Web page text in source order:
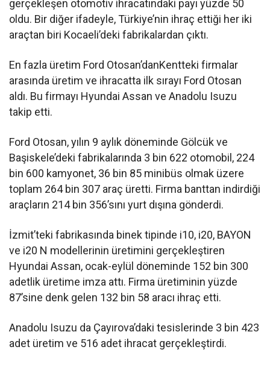
gerçekleşen otomotiv ihracatındaki payı yüzde 50
oldu. Bir diğer ifadeyle, Türkiye’nin ihraç ettiği her iki
araçtan biri Kocaeli’deki fabrikalardan çıktı.
En fazla üretim Ford Otosan’danKentteki firmalar
arasında üretim ve ihracatta ilk sırayı Ford Otosan
aldı. Bu firmayı Hyundai Assan ve Anadolu Isuzu
takip etti.
Ford Otosan, yılın 9 aylık döneminde Gölcük ve
Başiskele’deki fabrikalarında 3 bin 622 otomobil, 224
bin 600 kamyonet, 36 bin 85 minibüs olmak üzere
toplam 264 bin 307 araç üretti. Firma banttan indirdiği
araçların 214 bin 356’sını yurt dışına gönderdi.
İzmit’teki fabrikasında binek tipinde i10, i20, BAYON
ve i20 N modellerinin üretimini gerçekleştiren
Hyundai Assan, ocak-eylül döneminde 152 bin 300
adetlik üretime imza attı. Firma üretiminin yüzde
87’sine denk gelen 132 bin 58 aracı ihraç etti.
Anadolu Isuzu da Çayırova’daki tesislerinde 3 bin 423
adet üretim ve 516 adet ihracat gerçekleştirdi.